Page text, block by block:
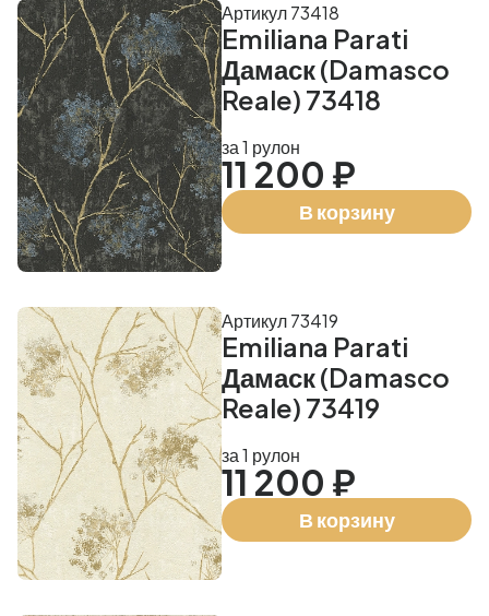
Emiliana Parati
Дамаск (Damasco
Reale) 73418
Артикул 73418
за 1 рулон
11 200 ₽
В корзину
Emiliana Parati
Дамаск (Damasco
Reale) 73419
Артикул 73419
за 1 рулон
11 200 ₽
В корзину